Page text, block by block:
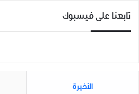
تابعنا على فيسبوك
الأخيرة